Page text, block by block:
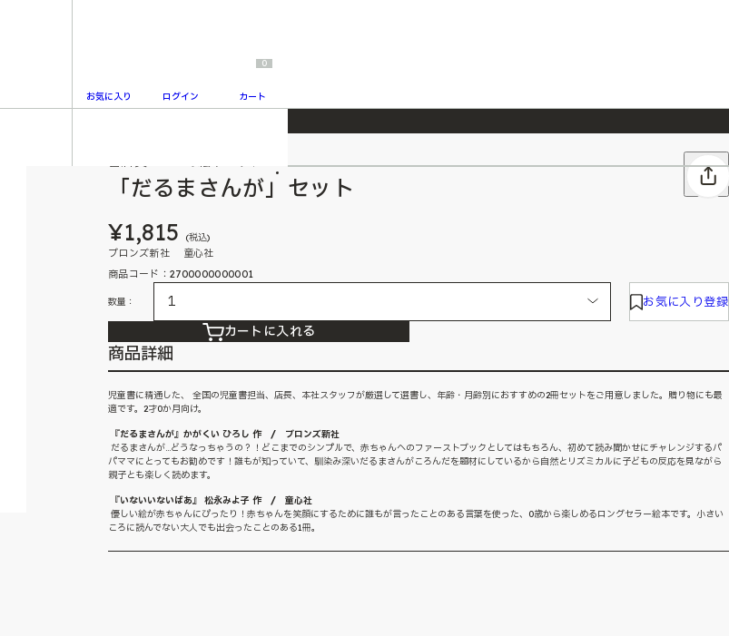
2026/7/23 『ONE PIECE magazine 021 ONE PIECEカード付き同梱版』発売延期のご案内
お気に入り ログイン
0
カート
「だるまさんが」セット
¥1,815 (税込)
ブロンズ新社 童心社
商品コード：2700000000001
数量： お気に入り登録
カートに入れる
商品詳細
児童書に精通した、 全国の児童書担当、店長、本社スタッフが厳選して選書し、年齢・月齢別におすすめの2冊セットをご用意しました。贈り物にも最
適です。2才0か月向け。
『だるまさんが』かがくい ひろし 作 / ブロンズ新社
だるまさんが…どうなっちゃうの？！どこまでのシンプルで、赤ちゃんへのファーストブックとしてはもちろん、初めて読み聞かせにチャレンジするパ
パママにとってもお勧めです！誰もが知っていて、馴染み深いだるまさんがころんだを題材にしているから自然とリズミカルに子どもの反応を見ながら
親子とも楽しく読めます。
『いないいないばあ』 松永みよ子 作 / 童心社
優しい絵が赤ちゃんにぴったり！赤ちゃんを笑顔にするために誰もが言ったことのある言葉を使った、0歳から楽しめるロングセラー絵本です。小さい
ころに読んでない大人でも出会ったことのある1冊。